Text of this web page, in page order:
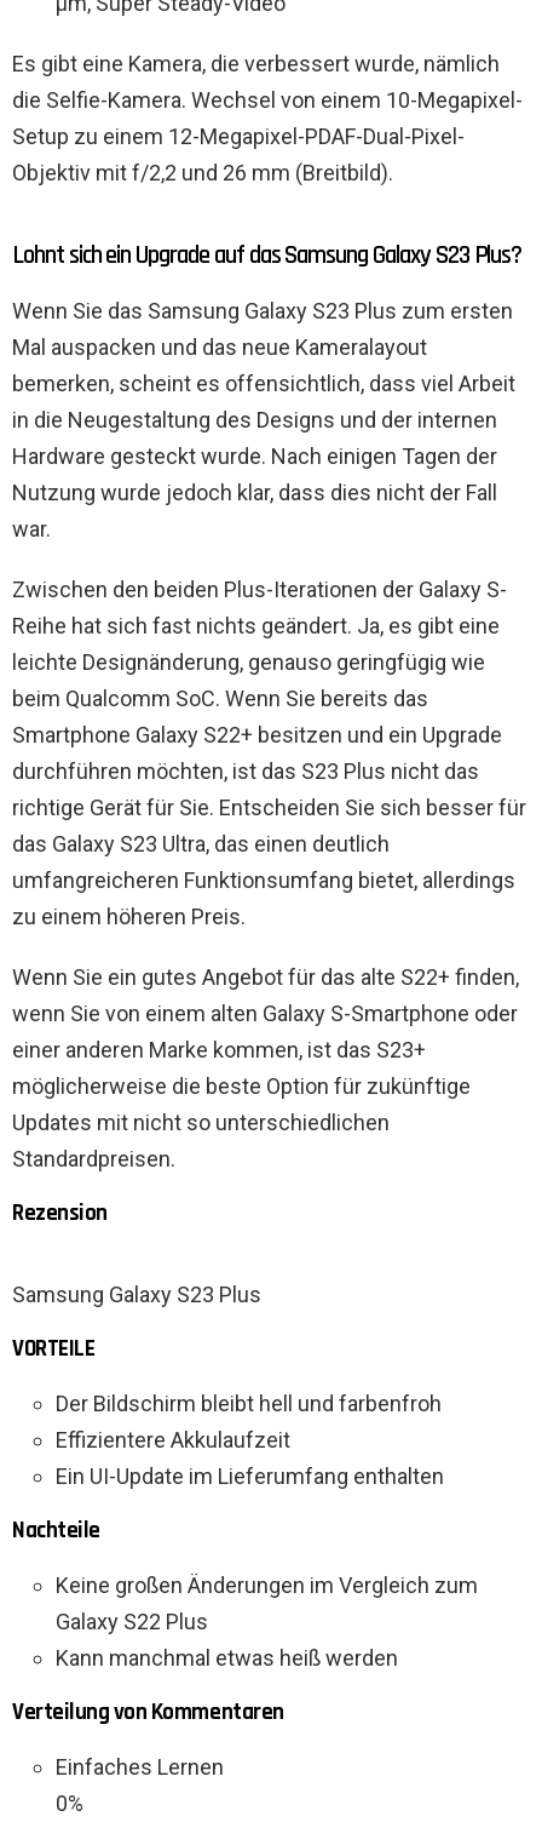
Es gibt eine Kamera, die verbessert wurde, nämlich
die Selfie-Kamera. Wechsel von einem 10-Megapixel-
Setup zu einem 12-Megapixel-PDAF-Dual-Pixel-
Objektiv mit f/2,2 und 26 mm (Breitbild).
Lohnt sich ein Upgrade auf das Samsung Galaxy S23 Plus?
Wenn Sie das Samsung Galaxy S23 Plus zum ersten
Mal auspacken und das neue Kameralayout
bemerken, scheint es offensichtlich, dass viel Arbeit
in die Neugestaltung des Designs und der internen
Hardware gesteckt wurde. Nach einigen Tagen der
Nutzung wurde jedoch klar, dass dies nicht der Fall
war.
Zwischen den beiden Plus-Iterationen der Galaxy S-
Reihe hat sich fast nichts geändert. Ja, es gibt eine
leichte Designänderung, genauso geringfügig wie
beim Qualcomm SoC. Wenn Sie bereits das
Smartphone Galaxy S22+ besitzen und ein Upgrade
durchführen möchten, ist das S23 Plus nicht das
richtige Gerät für Sie. Entscheiden Sie sich besser für
das Galaxy S23 Ultra, das einen deutlich
umfangreicheren Funktionsumfang bietet, allerdings
zu einem höheren Preis.
Wenn Sie ein gutes Angebot für das alte S22+ finden,
wenn Sie von einem alten Galaxy S-Smartphone oder
einer anderen Marke kommen, ist das S23+
möglicherweise die beste Option für zukünftige
Updates mit nicht so unterschiedlichen
Standardpreisen.
Rezension
Samsung Galaxy S23 Plus
VORTEILE
Der Bildschirm bleibt hell und farbenfroh
Effizientere Akkulaufzeit
Ein UI-Update im Lieferumfang enthalten
Nachteile
Keine großen Änderungen im Vergleich zum
Galaxy S22 Plus
Kann manchmal etwas heiß werden
Verteilung von Kommentaren
Einfaches Lernen
0%